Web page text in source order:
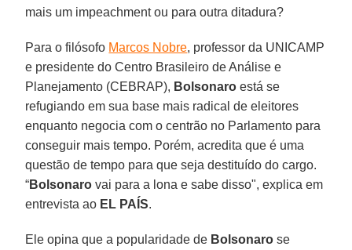
mais um impeachment ou para outra ditadura?
Para o filósofo Marcos Nobre, professor da UNICAMP
e presidente do Centro Brasileiro de Análise e
Planejamento (CEBRAP), Bolsonaro está se
refugiando em sua base mais radical de eleitores
enquanto negocia com o centrão no Parlamento para
conseguir mais tempo. Porém, acredita que é uma
questão de tempo para que seja destituído do cargo.
“Bolsonaro vai para a lona e sabe disso", explica em
entrevista ao EL PAÍS.
Ele opina que a popularidade de Bolsonaro se